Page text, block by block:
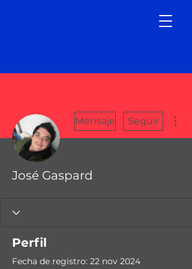
Mensaje Seguir
José Gaspard
Perfil
Fecha de registro: 22 nov 2024